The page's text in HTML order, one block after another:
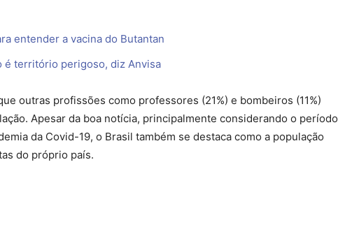
entender a vacina do Butantan
é território perigoso, diz Anvisa
outras profissões como professores (21%) e bombeiros (11%)
Apesar da boa notícia, principalmente considerando o período
da Covid-19, o Brasil também se destaca como a população
do próprio país.